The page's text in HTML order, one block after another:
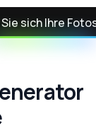
sich Ihre